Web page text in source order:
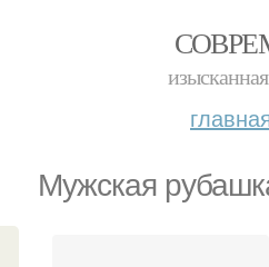
Мужская